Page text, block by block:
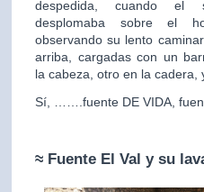
despedida, cuando el
desplomaba sobre el
observando su lento
arriba, cargadas con un
la cabeza, otro en la
Sí, …….fuente DE VIDA,
≈ Fuente El Val y su